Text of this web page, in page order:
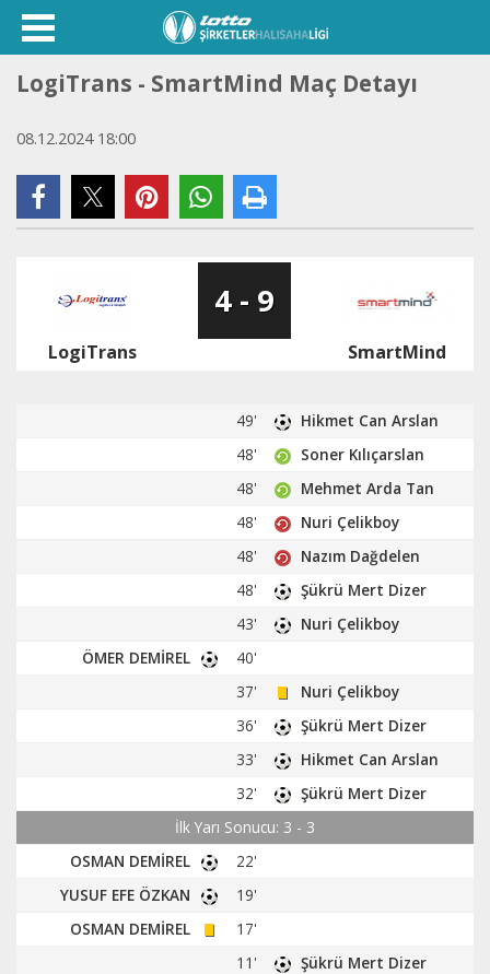
LogiTrans - SmartMind Maç Detayı
08.12.2024 18:00
LogiTrans
4 - 9
SmartMind
49'
Hikmet Can Arslan
48'
Soner Kılıçarslan
48'
Mehmet Arda Tan
48'
Nuri Çelikboy
48'
Nazım Dağdelen
48'
Şükrü Mert Dizer
43'
Nuri Çelikboy
ÖMER DEMİREL
40'
37'
Nuri Çelikboy
36'
Şükrü Mert Dizer
33'
Hikmet Can Arslan
32'
Şükrü Mert Dizer
İlk Yarı Sonucu: 3 - 3
OSMAN DEMİREL
22'
YUSUF EFE ÖZKAN
19'
OSMAN DEMİREL
17'
11'
Şükrü Mert Dizer